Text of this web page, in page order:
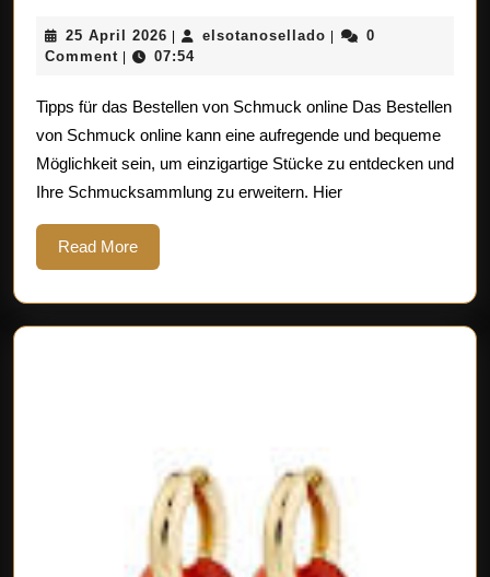
das
und
erfolgreiche
Schmuck
Bestellen
online
25 April 2026 25
April
| elsotanosellado elsotanosellado
|
0
Comment | 07:54
Tipps für das Bestellen von Schmuck online Das Bestellen
von Schmuck online kann eine aufregende und bequeme
Möglichkeit sein, um einzigartige Stücke zu entdecken und
Ihre Schmucksammlung zu erweitern. Hier
Read MoreRead
More